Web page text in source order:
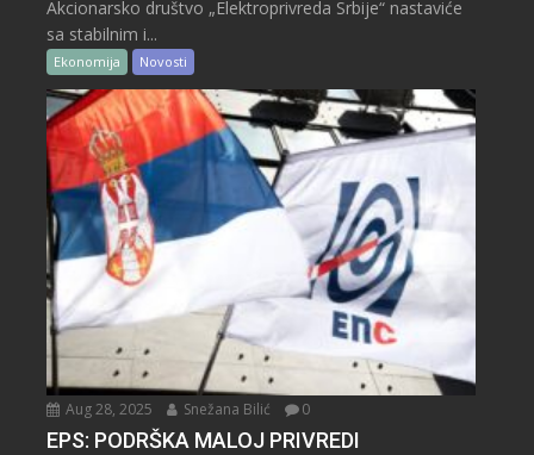
Akcionarsko društvo „Elektroprivreda Srbije“ nastaviće
sa stabilnim i...
Ekonomija Novosti
Aug 28, 2025 Snežana Bilić 0
EPS: PODRŠKA MALOJ PRIVREDI